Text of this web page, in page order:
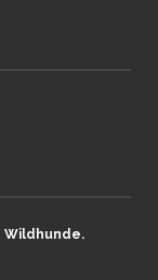
Wildhunde.